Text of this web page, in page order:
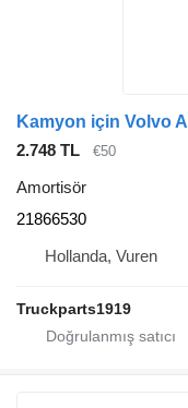
Kamyon için Volvo
2.748 TL
€50
Amortisör
21866530
Hollanda, Vuren
Truckparts1919